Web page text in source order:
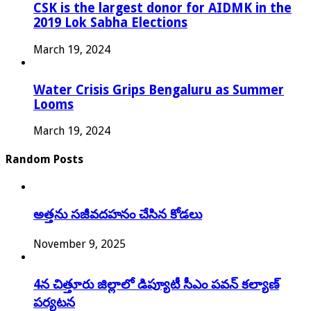
CSK is the largest donor for AIDMK in the
2019 Lok Sabha Elections
March 19, 2024
Water Crisis Grips Bengaluru as Summer
Looms
March 19, 2024
Random Posts
అత్తను సజీవదహనం చేసిన కోడలు
November 9, 2025
4న చిత్తూరు జిల్లాలో డిప్యూటీ సీఎం పవన్‌ కల్యాణ్‌
పర్యటన